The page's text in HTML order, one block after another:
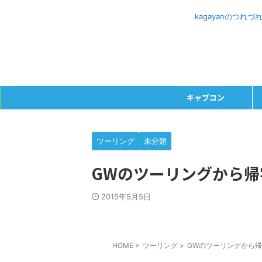
kagayanのつれづ
キャブコン
ツーリング 未分類
GWのツーリングから
2015年5月5日
HOME > ツーリング > GWのツーリングから